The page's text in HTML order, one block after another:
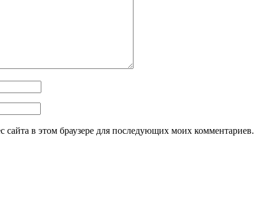
сайта в этом браузере для последующих моих комментариев.